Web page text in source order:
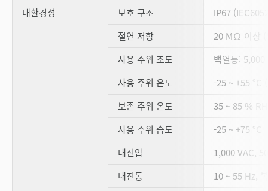
내환경성
보호 구조
IP67
절연 저항
20 MΩ 이상
사용 주위 조도
백열등:
사용 주위 온도
-25 ~ +55 °C
보존 주위 온도
35 ~ 85 %
사용 주위 습도
-25 ~ +75 °C
내전압
1,000 VAC,
내진동
10 ~ 55 Hz,